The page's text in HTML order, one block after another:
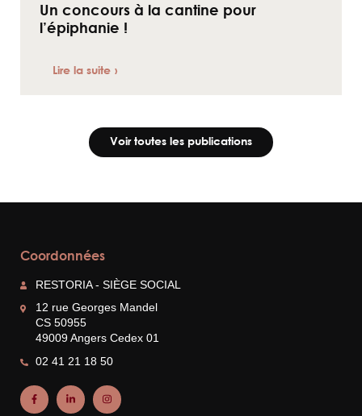
Un concours à la cantine pour
l’épiphanie !
Lire la suite
Voir toutes les publications
Coordonnées
RESTORIA - SIÈGE SOCIAL
12 rue Georges Mandel
CS 50955
49009 Angers Cedex 01
02 41 21 18 50